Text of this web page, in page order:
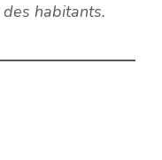
habitants.